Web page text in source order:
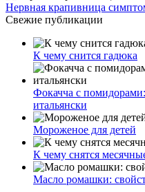
Нервная крапивница
Свежие публикации
К чему снится гадюка
Фокачча с
итальянски
Мороженое для детей
К чему снятся
Масло ромашки: